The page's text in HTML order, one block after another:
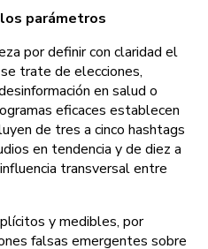
parámetros
por definir con claridad el
trate de elecciones,
en salud o
eficaces establecen
de tres a cinco hashtags
en tendencia y de diez a
transversal entre
y medibles, por
falsas emergentes sobre